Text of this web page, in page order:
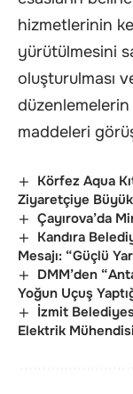
hizmetlerinin
yürütülmesini
oluşturulması
düzenlemelerin
maddeleri
Körfez Aqua
Ziyaretçiye
Çayırova’da
Kandıra
Mesajı: “Güçlü
DMM’den
Yoğun Uçuş
İzmit
Elektrik